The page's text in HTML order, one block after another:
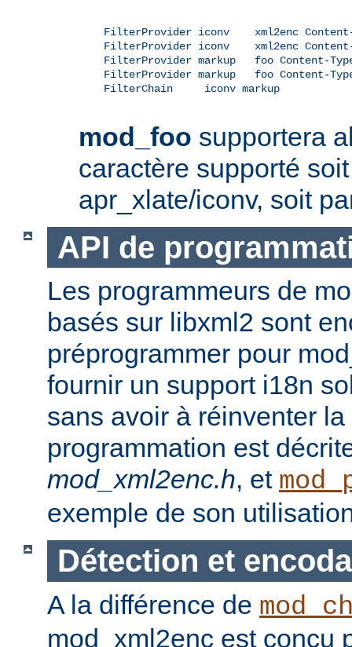
FilterProvider iconv    xml2enc
FilterProvider iconv    xml2enc
FilterProvider markup   foo Content-
FilterProvider markup   foo Content-
    FilterChain     iconv markup
mod_foo supportera
caractère supporté
apr_xlate/iconv, soit
API de
Les programmeurs de
basés sur libxml2 sont
préprogrammer pour
fournir un support i18n
sans avoir à réinventer
programmation est
mod_xml2enc.h, et
exemple de son
Détection et
A la différence de
mod_xml2enc est conçu